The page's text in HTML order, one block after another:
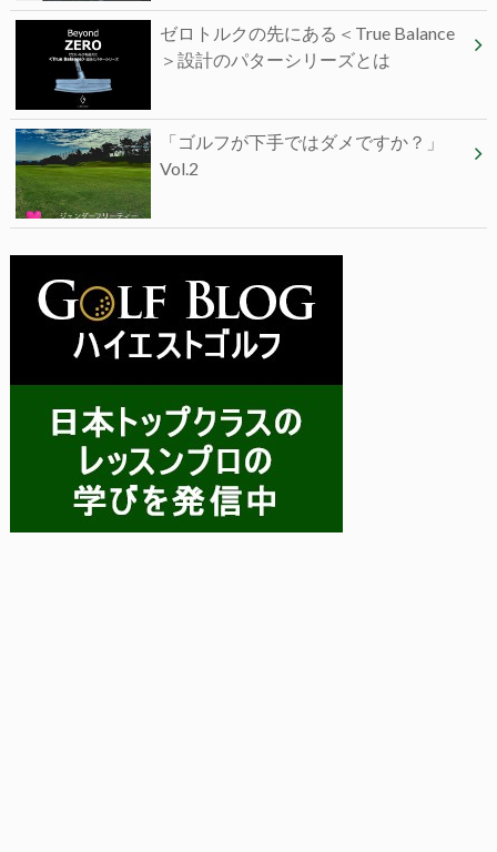
ゼロトルクの先にある＜True Balance
＞設計のパターシリーズとは
「ゴルフが下手ではダメですか？」
Vol.2